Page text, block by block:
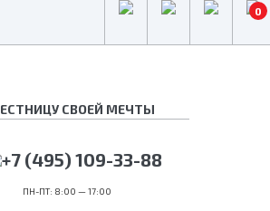
0
+7 (495) 109-33-88
ПН-ПТ: 8:00 — 17:00